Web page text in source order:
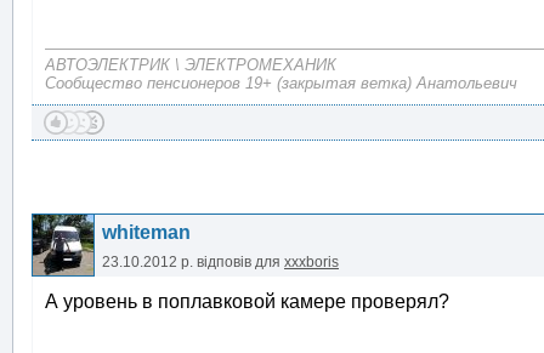
АВТОЭЛЕКТРИК \ ЭЛЕКТРОМЕХАНИК
Сообщество пенсионеров 19+ (закрытая ветка) Анатольевич
whiteman
23.10.2012 р. відповів для xxxboris
А уровень в поплавковой камере проверял?